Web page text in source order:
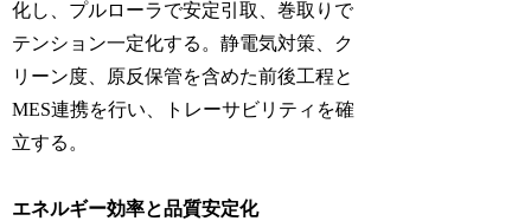
化し、プルローラで安定引取、巻取りで
テンション一定化する。静電気対策、ク
リーン度、原反保管を含めた前後工程と
MES連携を行い、トレーサビリティを確
立する。
エネルギー効率と品質安定化